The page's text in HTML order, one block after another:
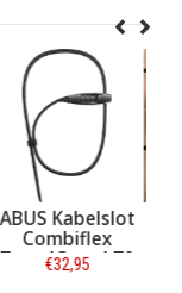
Tex-Lock
Kabelslot
Textielslot Orbit
Zwart - ART-2
€149,95